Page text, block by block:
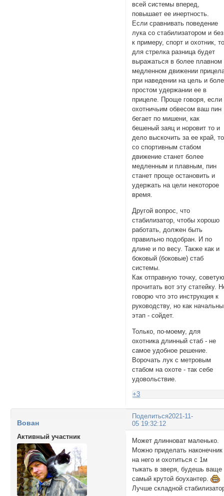
всей системы вперед,
повышает ее инертность.
Если сравнивать поведение
лука со стабилизатором и
к примеру, спорт и охотник,
для стрелка разница будет
выражаться в более плавном
медленном движении
при наведении на цель и
простом удержании ее в
прицеле. Проще говоря, если
охотничьим обвесом ваш пин
бегает по мишени, как
бешеный заяц и норовит то и
дело выскочить за ее край, то
со спортивным стабом
движение станет более
медленным и плавным, пин
станет проще остановить и
удержать на цели некоторое
время.
Другой вопрос, что
стабилизатор, чтобы хорошо
работать, должен быть
правильно подобран. И по
длине и по весу. Также как и
боковый (боковые) стаб
системы.
Как отправную точку,
прочитать вот эту статейку.
говорю что это инструкция к
руководству, но как
этап - сойдет.
Только, по-моему, для
охотника длинный стаб - не
самое удобное решение.
Ворочать лук с метровым
стабом на охоте - так себе
удовольствие.
+3
Поделиться2021-11-
05 19:32:12
Вован
Активный участник
Может длинноват маленько.
Можно приделать наконечник
на него и охотиться с 1м
тыкать в зверя, будешь ваще
самый крутой боухантер.
Лучше складной